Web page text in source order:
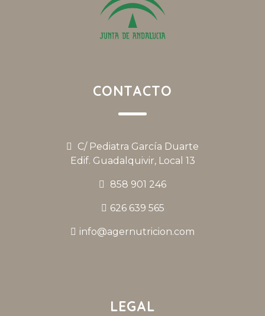
CONTACTO
C/ Pediatra García Duarte
Edif. Guadalquivir, Local 13
858 901 246
626 639 565
info@agernutricion.com
LEGAL